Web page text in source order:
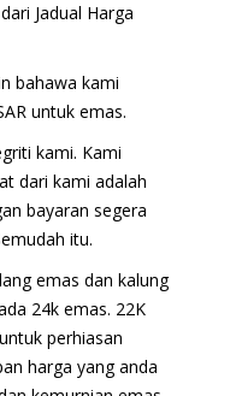
Jadual Harga
bahawa kami
untuk emas.
kami. Kami
dari kami adalah
bayaran segera
itu.
emas dan kalung
24k emas. 22K
perhiasan
harga yang anda